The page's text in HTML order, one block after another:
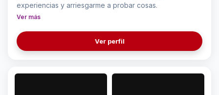
experiencias y arriesgarme a probar cosas.
Ver más
Ver perfil